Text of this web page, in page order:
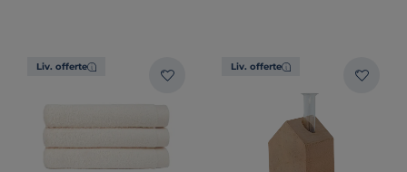
Liv. offerte Liv. offerte